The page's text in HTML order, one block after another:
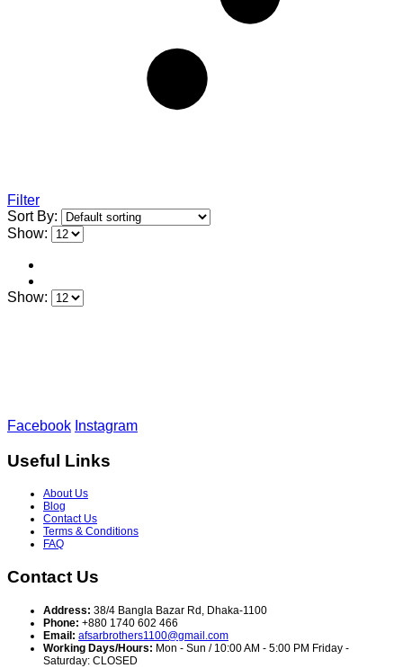
Filter
Sort By:
Show:
Show:
Facebook Instagram
Useful Links
About Us
Blog
Contact Us
Terms & Conditions
FAQ
Contact Us
Address: 38/4 Bangla Bazar Rd, Dhaka-1100
Phone: +880 1740 602 466
Email: afsarbrothers1100@gmail.com
Working Days/Hours: Mon - Sun / 10:00 AM - 5:00 PM Friday -
Saturday: CLOSED